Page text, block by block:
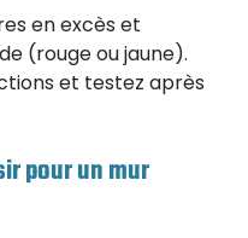
en excès et
(rouge ou jaune).
et testez après
pour un mur